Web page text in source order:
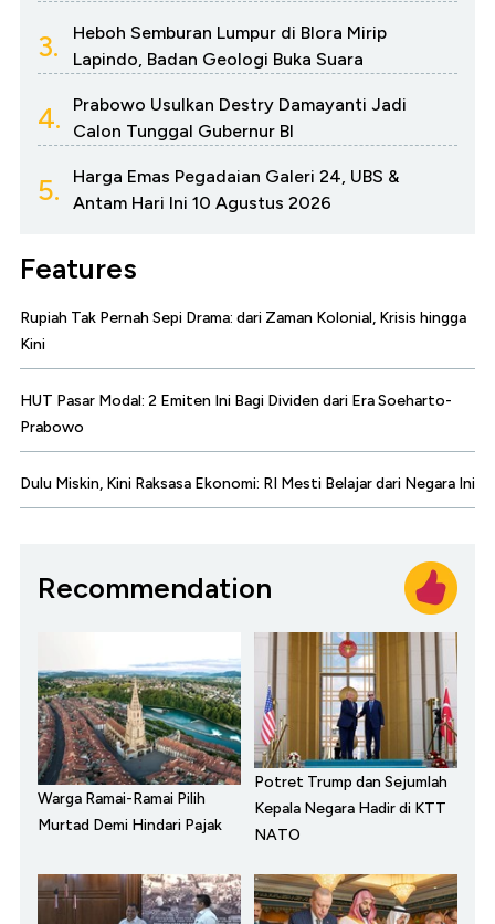
3.
Heboh Semburan Lumpur di Blora Mirip
Lapindo, Badan Geologi Buka Suara
4.
Prabowo Usulkan Destry Damayanti Jadi
Calon Tunggal Gubernur BI
5.
Harga Emas Pegadaian Galeri 24, UBS &
Antam Hari Ini 10 Agustus 2026
Features
Rupiah Tak Pernah Sepi Drama: dari Zaman Kolonial, Krisis hingga
Kini
HUT Pasar Modal: 2 Emiten Ini Bagi Dividen dari Era Soeharto-
Prabowo
Dulu Miskin, Kini Raksasa Ekonomi: RI Mesti Belajar dari Negara Ini
Recommendation
Warga Ramai-Ramai Pilih
Murtad Demi Hindari Pajak
Potret Trump dan Sejumlah
Kepala Negara Hadir di KTT
NATO